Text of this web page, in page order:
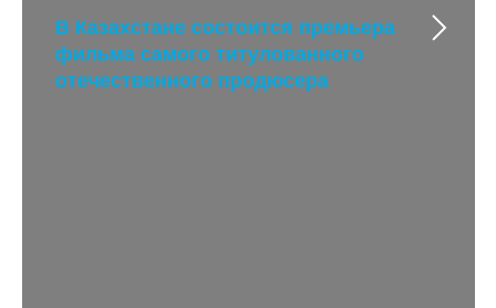
В Казахстане состоится премьера
фильма самого титулованного
отечественного продюсера